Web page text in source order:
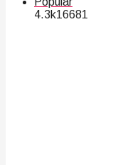
4.3k16681